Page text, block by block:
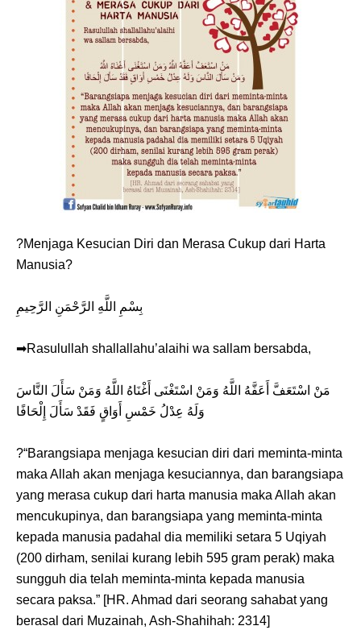
?Menjaga Kesucian Diri dan Merasa Cukup dari Harta
Manusia?
بِسْمِ اللَّهِ الرَّحْمَنِ الرَّحِيمِ
➡Rasulullah shallallahu’alaihi wa sallam bersabda,
مَنْ اسْتَعَفَّ أَعَفَّهُ اللَّهُ وَمَنْ اسْتَغْنَى أَغْنَاهُ اللَّهُ وَمَنْ سَأَلَ النَّاسَ
وَلَهُ عِدْلُ خَمْسِ أَوَاقٍ فَقَدْ سَأَلَ إِلْحَافًا
?“Barangsiapa menjaga kesucian diri dari meminta-minta
maka Allah akan menjaga kesuciannya, dan barangsiapa
yang merasa cukup dari harta manusia maka Allah akan
mencukupinya, dan barangsiapa yang meminta-minta
kepada manusia padahal dia memiliki setara 5 Uqiyah
(200 dirham, senilai kurang lebih 595 gram perak) maka
sungguh dia telah meminta-minta kepada manusia
secara paksa.” [HR. Ahmad dari seorang sahabat yang
berasal dari Muzainah, Ash-Shahihah: 2314]